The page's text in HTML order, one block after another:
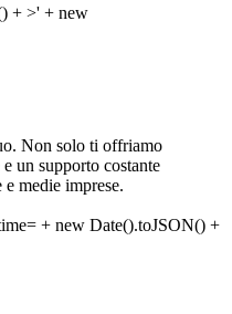
Non solo ti offriamo
un supporto costante
medie imprese.